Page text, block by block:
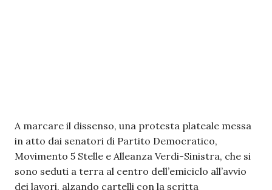
A marcare il dissenso, una protesta plateale messa
in atto dai senatori di Partito Democratico,
Movimento 5 Stelle e Alleanza Verdi-Sinistra, che si
sono seduti a terra al centro dell’emiciclo all’avvio
dei lavori, alzando cartelli con la scritta